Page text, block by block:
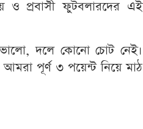
ও প্রবাসী ফুটবলারদের এই
দলে কোনো চোট নেই।
আমরা পূর্ণ ৩ পয়েন্ট নিয়ে মাঠ